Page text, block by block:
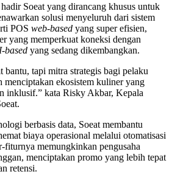
Soeat yang dirancang khusus untuk
solusi menyeluruh dari sistem
POS web-based yang super efisien,
yang memperkuat koneksi dengan
based yang sedang dikembangkan.
bantu, tapi mitra strategis bagi pelaku
ekosistem kuliner yang
inklusif.” kata Risky Akbar, Kepala
berbasis data, Soeat membantu
biaya operasional melalui otomatisasi
fiturnya memungkinkan pengusaha
menciptakan promo yang lebih tepat
retensi.